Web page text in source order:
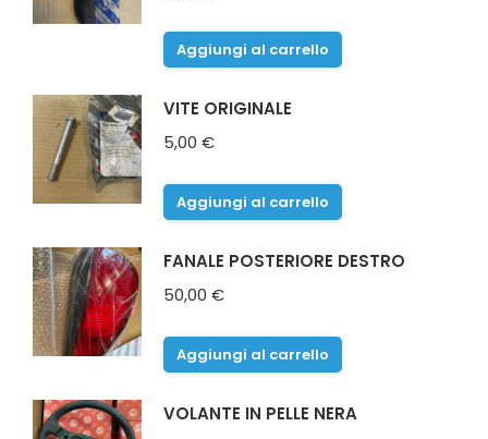
Aggiungi al carrello
VITE ORIGINALE
5,00 €
Aggiungi al carrello
FANALE POSTERIORE DESTRO
50,00 €
Aggiungi al carrello
VOLANTE IN PELLE NERA